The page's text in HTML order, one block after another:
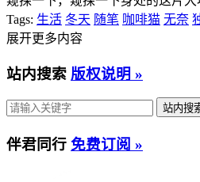
Tags: 生活 冬天 随笔 咖啡猫 无奈
展开更多内容
站内搜索 版权说明 »
伴君同行 免费订阅 »